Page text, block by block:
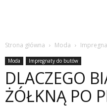
Strona główna Moda
Moda Impregnaty do butów
DLACZEGO
ŻÓŁKNĄ PO